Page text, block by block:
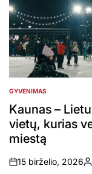
POSTED
IN
GYVENIMAS
Kaunas –
vietų, kurias
miestą
on
15 birželio, 2026